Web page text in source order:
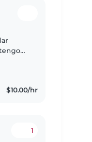
$10.00/hr
1